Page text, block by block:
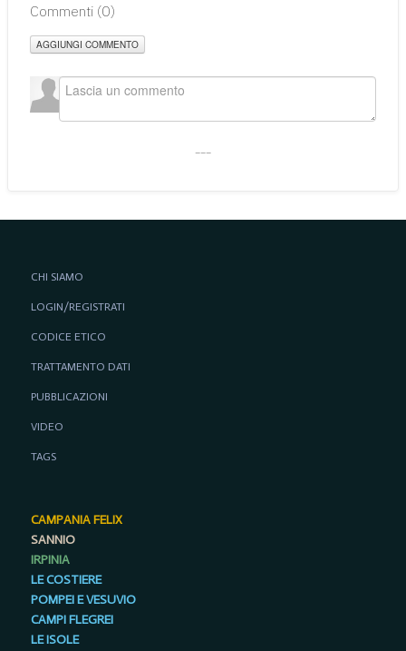
Commenti (0)
AGGIUNGI COMMENTO
CHI SIAMO
LOGIN/REGISTRATI
CODICE ETICO
TRATTAMENTO DATI
PUBBLICAZIONI
VIDEO
TAGS
CAMPANIA FELIX
SANNIO
IRPINIA
LE COSTIERE
POMPEI E VESUVIO
CAMPI FLEGREI
LE ISOLE